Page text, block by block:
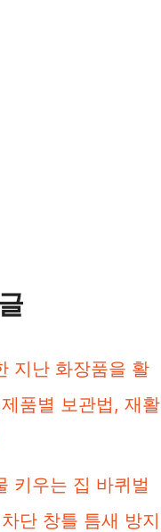
지난 화장품을 활
품별 보관법, 재활
키우는 집 바퀴벌
단 창틀 틈새 방지